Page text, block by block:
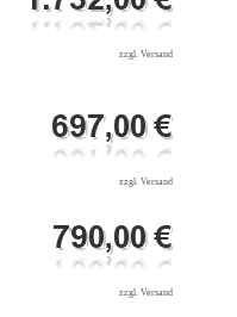
zzgl. Versand
zzgl. Versand
zzgl. Versand